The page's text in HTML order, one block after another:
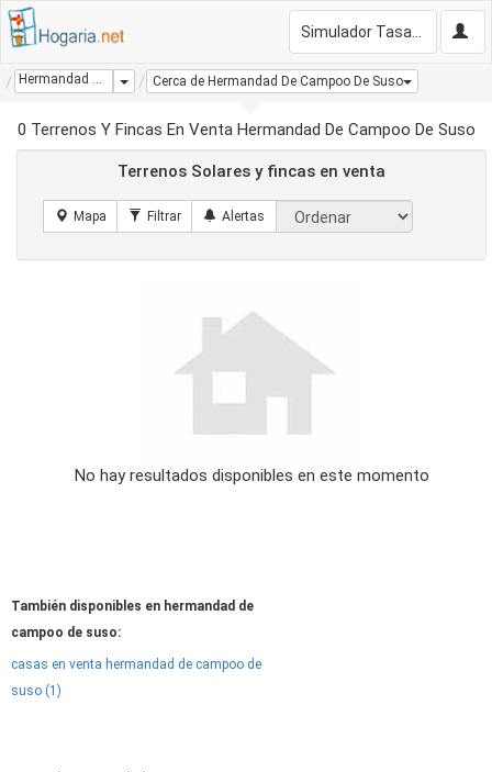
Hermandad De Campoo De Suso Dropdown
Cerca de Hermandad De Campoo De Suso
0 Terrenos Y Fincas En Venta Hermandad De Campoo De Suso
Terrenos Solares y fincas en venta
No hay resultados disponibles en este momento
También disponibles en hermandad de
campoo de suso:
casas en venta hermandad de campoo de
suso (1)